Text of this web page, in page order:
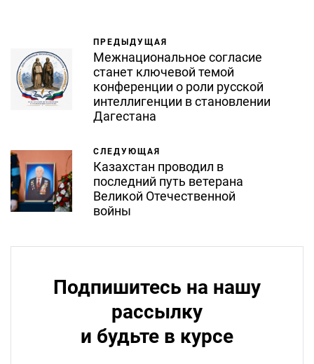
ПРЕДЫДУЩАЯ
Межнациональное согласие
станет ключевой темой
конференции о роли русской
интеллигенции в становлении
Дагестана
СЛЕДУЮЩАЯ
Казахстан проводил в
последний путь ветерана
Великой Отечественной
войны
Подпишитесь на нашу
рассылку
и будьте в курсе